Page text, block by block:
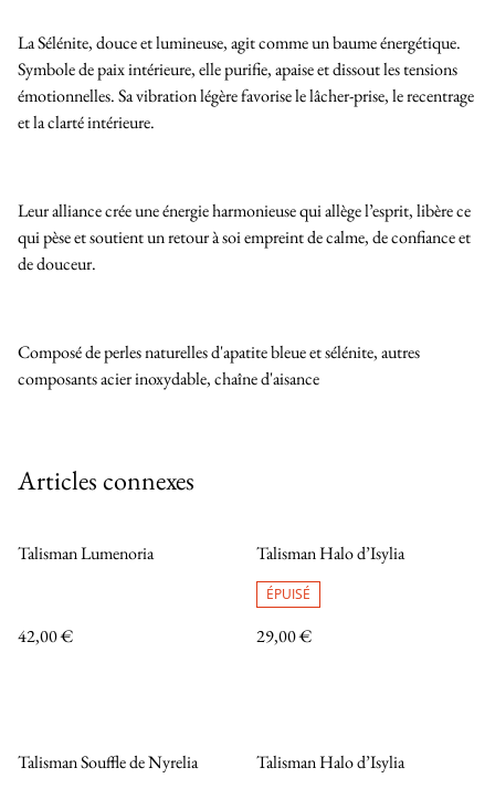
La Sélénite, douce et lumineuse, agit comme un baume énergétique.
Symbole de paix intérieure, elle purifie, apaise et dissout les tensions
émotionnelles. Sa vibration légère favorise le lâcher-prise, le recentrage
et la clarté intérieure.
Leur alliance crée une énergie harmonieuse qui allège l’esprit, libère ce
qui pèse et soutient un retour à soi empreint de calme, de confiance et
de douceur.
Composé de perles naturelles d'apatite bleue et sélénite, autres
composants acier inoxydable, chaîne d'aisance
Articles connexes
Talisman Lumenoria
42,00 €
Talisman Halo d’Isylia
ÉPUISÉ
29,00 €
Talisman Souffle de Nyrelia Talisman Halo d’Isylia